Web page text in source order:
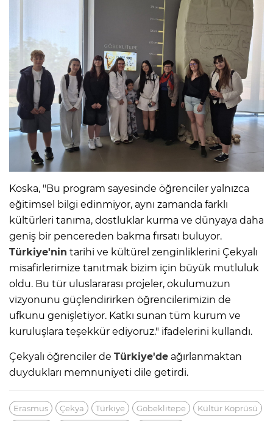
Koska, "Bu program sayesinde öğrenciler yalnızca
eğitimsel bilgi edinmiyor, aynı zamanda farklı
kültürleri tanıma, dostluklar kurma ve dünyaya daha
geniş bir pencereden bakma fırsatı buluyor.
Türkiye'nin tarihi ve kültürel zenginliklerini Çekyalı
misafirlerimize tanıtmak bizim için büyük mutluluk
oldu. Bu tür uluslararası projeler, okulumuzun
vizyonunu güçlendirirken öğrencilerimizin de
ufkunu genişletiyor. Katkı sunan tüm kurum ve
kuruluşlara teşekkür ediyoruz." ifadelerini kullandı.
Çekyalı öğrenciler de Türkiye'de ağırlanmaktan
duydukları memnuniyeti dile getirdi.
Erasmus Çekya Türkiye Göbeklitepe
Kültür Köprüsü